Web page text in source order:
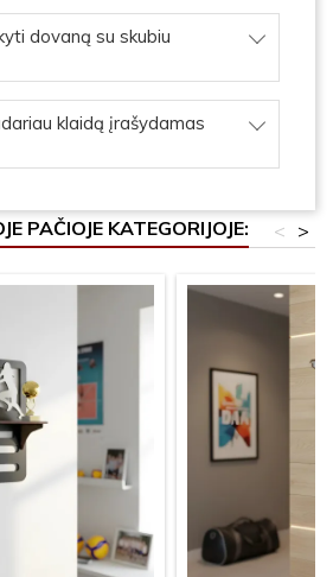
dovaną su skubiu
klaidą įrašydamas
PAČIOJE KATEGORIJOJE: >
<